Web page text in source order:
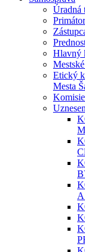
Úradná
Primátor
Hlavný
Etický
Mesta